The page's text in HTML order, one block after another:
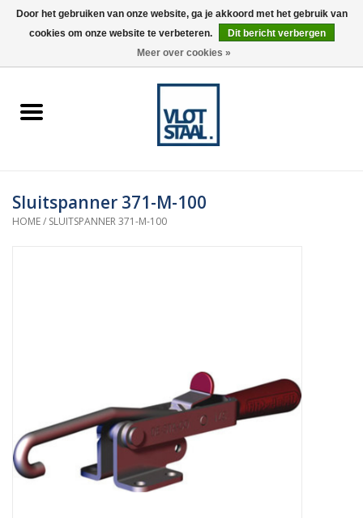
0 Artikelen - €0,00
spanners
Sluitspanner 371-M-100
HOME/ SLUITSPANNER 371-M-100
Door het gebruiken van onze website, ga je akkoord met het gebruik van
cookies om onze website te verbeteren.
Dit bericht verbergen
Meer over cookies »